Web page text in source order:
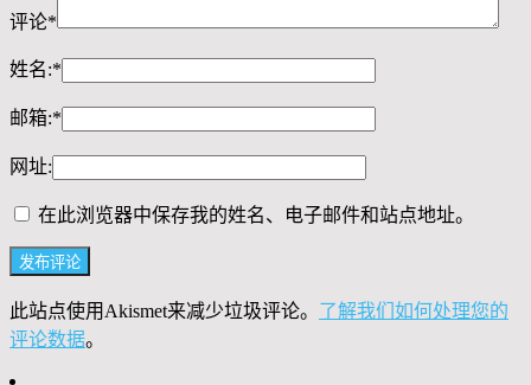
评论*
姓名:*
邮箱:*
网址:
在此浏览器中保存我的姓名、电子邮件和站点地址。
此站点使用Akismet来减少垃圾评论。 了解我们如何处理您的
评论数据。